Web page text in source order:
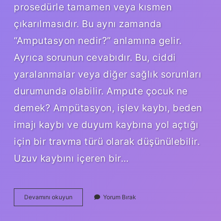
prosedürle tamamen veya kısmen
çıkarılmasıdır. Bu aynı zamanda
“Amputasyon nedir?” anlamına gelir.
Ayrıca sorunun cevabıdır. Bu, ciddi
yaralanmalar veya diğer sağlık sorunları
durumunda olabilir. Ampute çocuk ne
demek? Ampütasyon, işlev kaybı, beden
imajı kaybı ve duyum kaybına yol açtığı
için bir travma türü olarak düşünülebilir.
Uzuv kaybını içeren bir…
Devamını okuyun Doğuştan
Ampute
Yorum Bırak